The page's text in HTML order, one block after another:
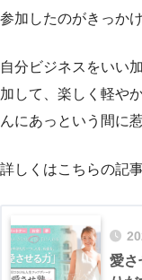
参加したのがきっかけ
自分ビジネスをいい
加して、楽しく軽や
んにあっという間に
詳しくはこちらの記
愛さ